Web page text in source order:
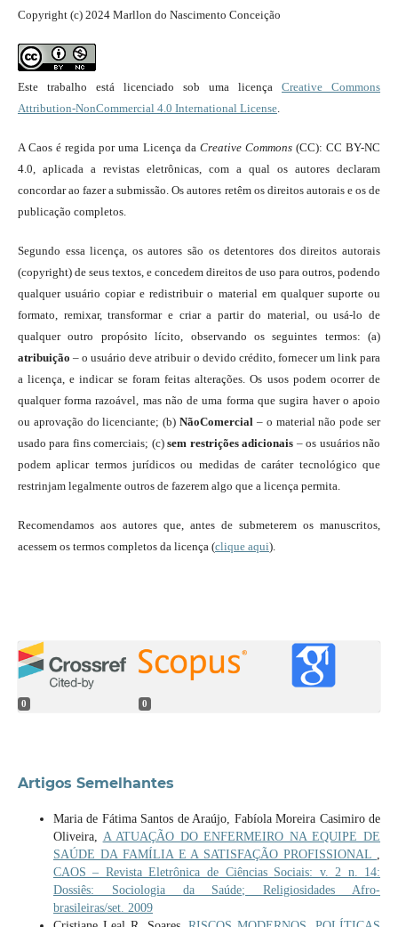
Copyright (c) 2024 Marllon do Nascimento Conceição
Este trabalho está licenciado sob uma licençaCreative Commons
Attribution-NonCommercial 4.0 International License.
A Caos é regida por uma Licença da Creative Commons(CC): CC BY-NC
4.0, aplicada a revistas eletrônicas, com a qual os autores declaram
concordar ao fazer a submissão. Os autores retêm os direitos autorais e os de
publicação completos.
Segundo essa licença, os autores são os detentores dos direitos autorais
(copyright) de seus textos, e concedem direitos de uso para outros, podendo
qualquer usuário copiar e redistribuir o material em qualquer suporte ou
formato, remixar, transformar e criar a partir do material, ou usá-lo de
qualquer outro propósito lícito, observando os seguintes termos: (a)
atribuição – o usuário deve atribuir o devido crédito, fornecer um link para
a licença, e indicar se foram feitas alterações. Os usos podem ocorrer de
qualquer forma razoável, mas não de uma forma que sugira haver o apoio
ou aprovação do licenciante; (b)NãoComercial – o material não pode ser
usado para fins comerciais; (c)sem restrições adicionais – os usuários não
podem aplicar termos jurídicos ou medidas de caráter tecnológico que
restrinjam legalmente outros de fazerem algo que a licença permita.
Recomendamos aos autores que, antes de submeterem os manuscritos,
acessem os termos completos da licença (clique aqui).
0 0
Artigos Semelhantes
Maria de Fátima Santos de Araújo, Fabíola Moreira Casimiro de
Oliveira, A ATUAÇÃO DO ENFERMEIRO NA EQUIPE DE
SAÚDE DA FAMÍLIA E A SATISFAÇÃO PROFISSIONAL
CAOS – Revista Eletrônica de Ciências Sociais: v. 2 n. 14:
Dossiês: Sociologia da Saúde; Religiosidades Afro-
brasileiras/set. 2009